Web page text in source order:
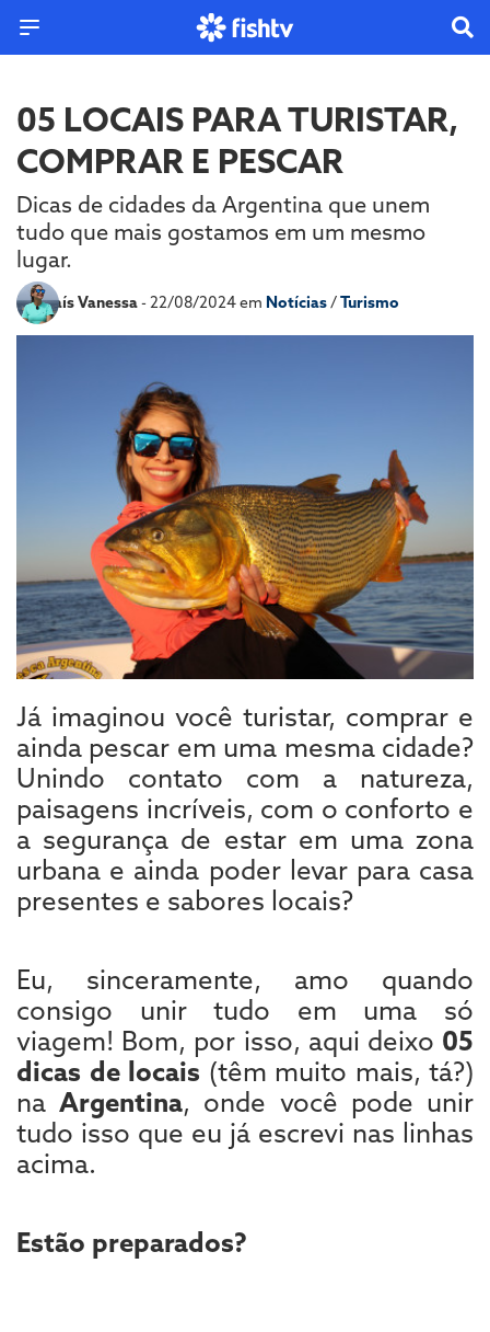
05 LOCAIS PARA TURISTAR,
COMPRAR E PESCAR
Dicas de cidades da Argentina que unem
tudo que mais gostamos em um mesmo
lugar.
PorLaís Vanessa- 22/08/2024 em Notícias/Turismo
Já imaginou você turistar, comprar e
ainda pescar em uma mesma cidade?
Unindo contato com a natureza,
paisagens incríveis, com o conforto e
a segurança de estar em uma zona
urbana e ainda poder levar para casa
presentes e sabores locais?
Eu, sinceramente, amo quando
consigo unir tudo em uma só
viagem! Bom, por isso, aqui deixo 05
dicas de locais (têm muito mais, tá?)
naArgentina, onde você pode unir
tudo isso que eu já escrevi nas linhas
acima.
Estão preparados?